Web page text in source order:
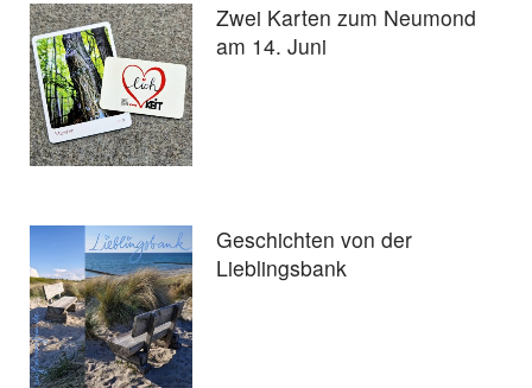
Zwei Karten zum Neumond
am 14. Juni
Geschichten von der
Lieblingsbank